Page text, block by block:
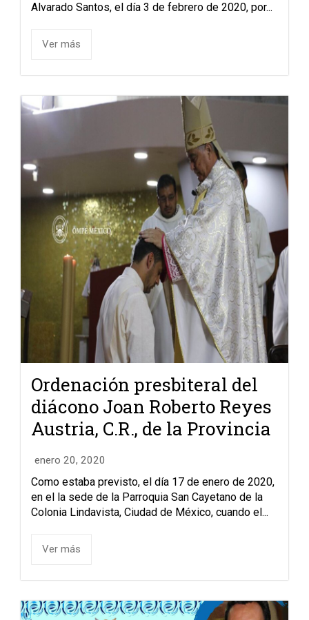
Alvarado Santos, el día 3 de febrero de 2020, por...
Ver más
Ordenación presbiteral del
diácono Joan Roberto Reyes
Austria, C.R., de la Provincia
enero 20, 2020
Como estaba previsto, el día 17 de enero de 2020,
en el la sede de la Parroquia San Cayetano de la
Colonia Lindavista, Ciudad de México, cuando el...
Ver más